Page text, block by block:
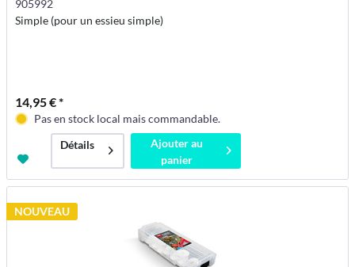
905992
Simple (pour un essieu simple)
14,95 € *
Pas en stock local mais commandable.
Détails
Ajouter au
panier
NOUVEAU